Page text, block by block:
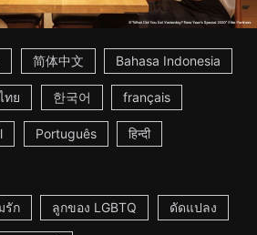
简体中文 Bahasa Indonesia
ทย 한국어 français
Português हिन्दी
รัก ลูกของ LGBTQ ดัดแปลง